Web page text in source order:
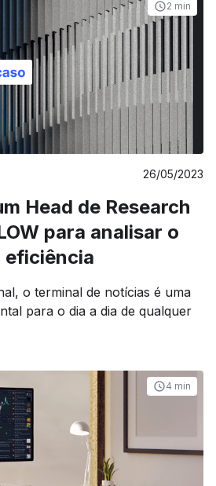
2 min
26/05/2023
Head de Research
para analisar o
eficiência
o terminal de notícias é uma
para o dia a dia de qualquer
4 min